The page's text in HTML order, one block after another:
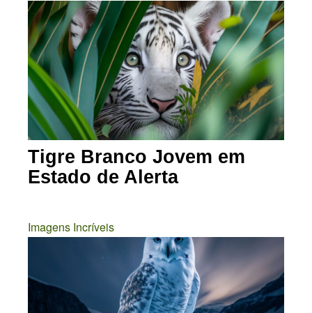
Tigre Branco Jovem em
Estado de Alerta
Imagens Incríveis